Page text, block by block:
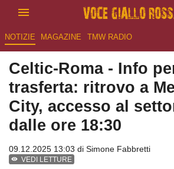
NOTIZIE MAGAZINE TMW RADIO
Celtic-Roma - Info
trasferta: ritrovo a
City, accesso al
dalle ore 18:30
09.12.2025 13:03 di Simone Fabbretti
VEDI LETTURE